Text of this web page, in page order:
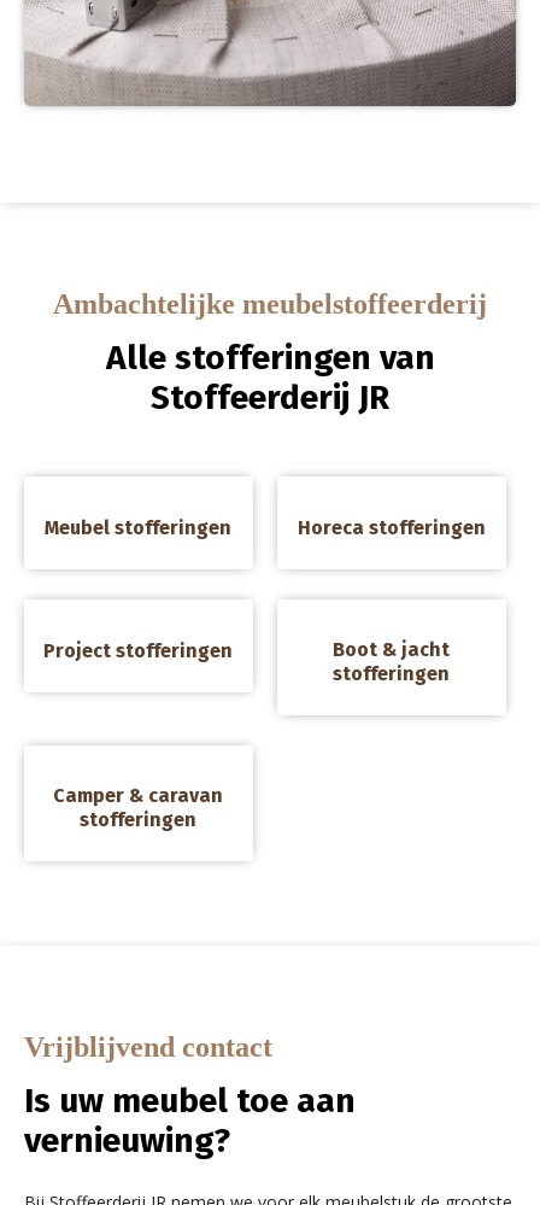
Ambachtelijke meubelstoffeerderij
Alle stofferingen van
Stoffeerderij JR
Meubel stofferingen
Horeca stofferingen
Project stofferingen
Boot & jacht
stofferingen
Camper & caravan
stofferingen
Vrijblijvend contact
Is uw meubel toe aan
vernieuwing?